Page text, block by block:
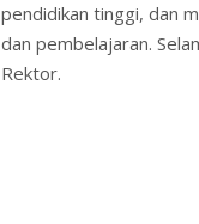
pendidikan tinggi, dan
dan pembelajaran.
Rektor.